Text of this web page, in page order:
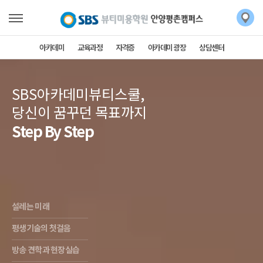
아카데미 교육과정 자격증 아카데미 광장 상담센터
SBS아카데미뷰티스쿨,
당신이 꿈꾸던 목표까지
Step By Step
설레는 미래
평생기술의 첫걸음
방송 견학과 현장실습